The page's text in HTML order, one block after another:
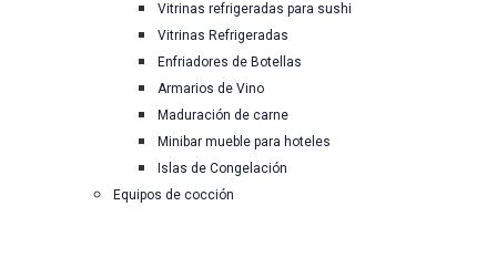
Vitrinas refrigeradas para sushi
Vitrinas Refrigeradas
Enfriadores de Botellas
Armarios de Vino
Maduración de carne
Minibar mueble para hoteles
Islas de Congelación
Equipos de cocción